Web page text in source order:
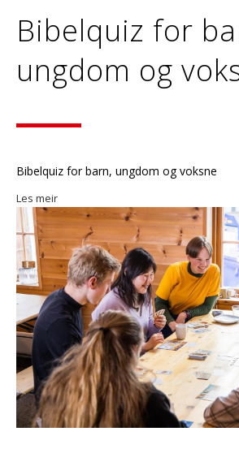
Bibelquiz for
ungdom og
Bibelquiz for barn, ungdom og voksne
Les meir